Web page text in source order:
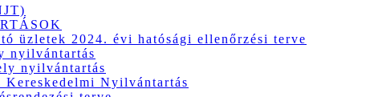
üzletek 2024. évi hatósági ellenőrzési terve
nyilvántartás
nyilvántartás
Kereskedelmi Nyilvántartás